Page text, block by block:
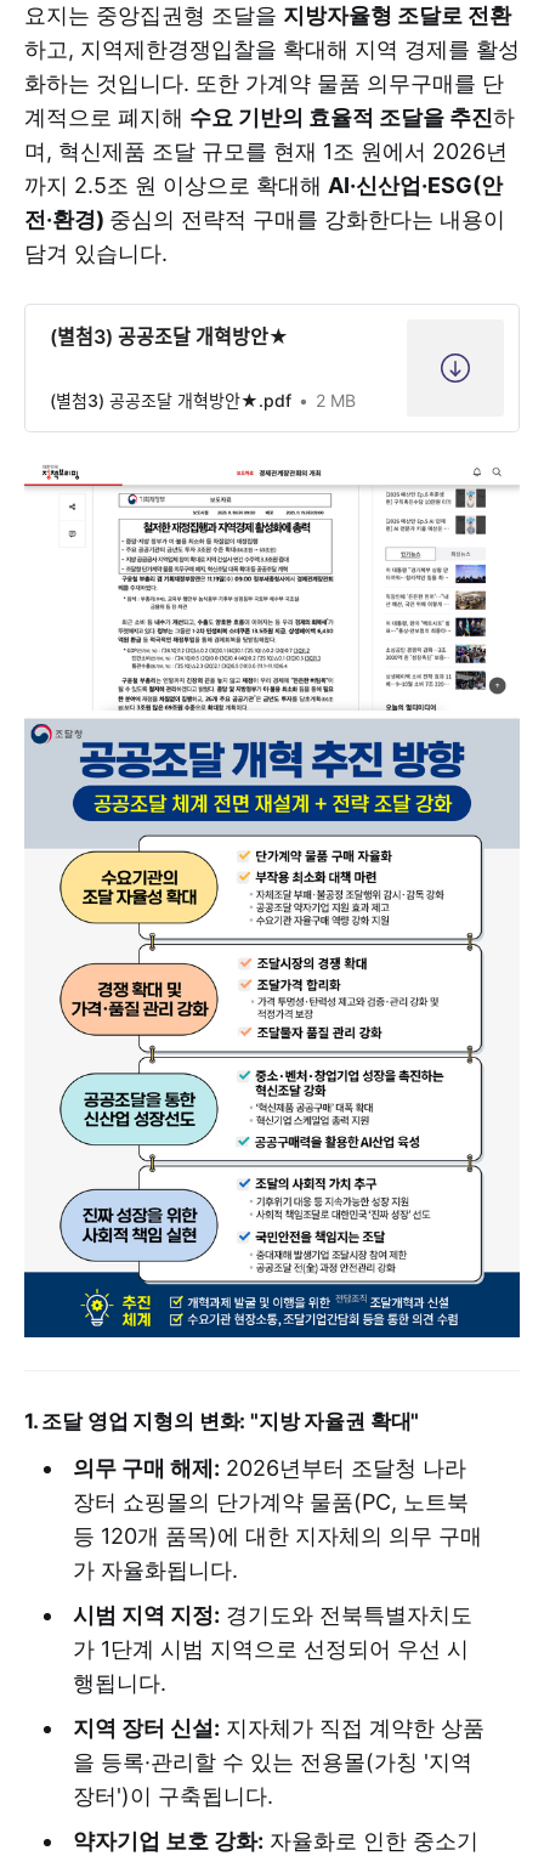
요지는 중앙집권형 조달을 지방자율형 조달로 전환
하고, 지역제한경쟁입찰을 확대해 지역 경제를 활성
화하는 것입니다. 또한 가계약 물품 의무구매를 단
계적으로 폐지해 수요 기반의 효율적 조달을 추진하
며, 혁신제품 조달 규모를 현재 1조 원에서 2026년
까지 2.5조 원 이상으로 확대해 AI·신산업·ESG(안
전·환경) 중심의 전략적 구매를 강화한다는 내용이
담겨 있습니다.
(별첨3) 공공조달 개혁방안★
(별첨3) 공공조달 개혁방안★.pdf 2 MB
1. 조달 영업 지형의 변화: "지방 자율권 확대"
의무 구매 해제: 2026년부터 조달청 나라
장터 쇼핑몰의 단가계약 물품(PC, 노트북
등 120개 품목)에 대한 지자체의 의무 구매
가 자율화됩니다.
시범 지역 지정: 경기도와 전북특별자치도
가 1단계 시범 지역으로 선정되어 우선 시
행됩니다.
지역 장터 신설: 지자체가 직접 계약한 상품
을 등록·관리할 수 있는 전용몰(가칭 '지역
장터')이 구축됩니다.
약자기업 보호 강화: 자율화로 인한 중소기